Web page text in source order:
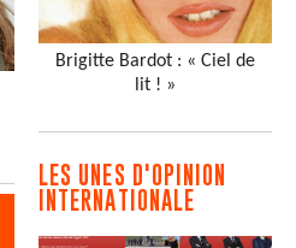
Brigitte Bardot : « Ciel de
lit ! »
LES UNES D'OPINION
INTERNATIONALE